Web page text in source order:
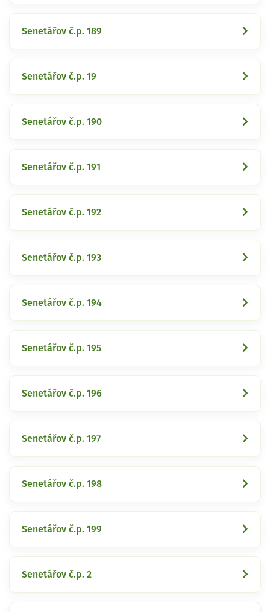
Senetářov č.p. 189
Senetářov č.p. 19
Senetářov č.p. 190
Senetářov č.p. 191
Senetářov č.p. 192
Senetářov č.p. 193
Senetářov č.p. 194
Senetářov č.p. 195
Senetářov č.p. 196
Senetářov č.p. 197
Senetářov č.p. 198
Senetářov č.p. 199
Senetářov č.p. 2